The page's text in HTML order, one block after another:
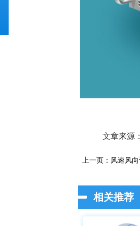
文章来源
上一页： 风速风
相关推荐